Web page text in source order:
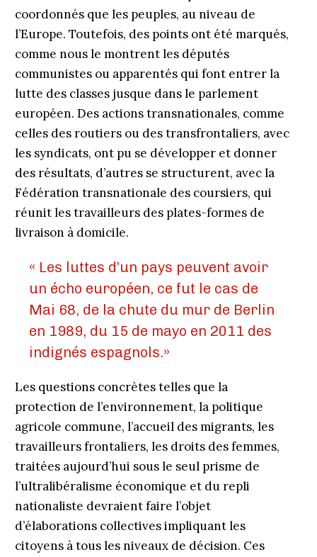
coordonnés que les peuples, au niveau de
l’Europe. Toutefois, des points ont été marqués,
comme nous le montrent les députés
communistes ou apparentés qui font entrer la
lutte des classes jusque dans le parlement
européen. Des actions transnationales, comme
celles des routiers ou des transfrontaliers, avec
les syndicats, ont pu se développer et donner
des résultats, d’autres se structurent, avec la
Fédération transnationale des coursiers, qui
réunit les travailleurs des plates-formes de
livraison à domicile.
« Les luttes d’un pays peuvent avoir
un écho européen, ce fut le cas de
Mai 68, de la chute du mur de Berlin
en 1989, du 15 de mayo en 2011 des
indignés espagnols.»
Les questions concrètes telles que la
protection de l’environnement, la politique
agricole commune, l’accueil des migrants, les
travailleurs frontaliers, les droits des femmes,
traitées aujourd’hui sous le seul prisme de
l’ultralibéralisme économique et du repli
nationaliste devraient faire l’objet
d’élaborations collectives impliquant les
citoyens à tous les niveaux de décision. Ces